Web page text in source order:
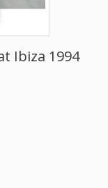
Ibiza 1994